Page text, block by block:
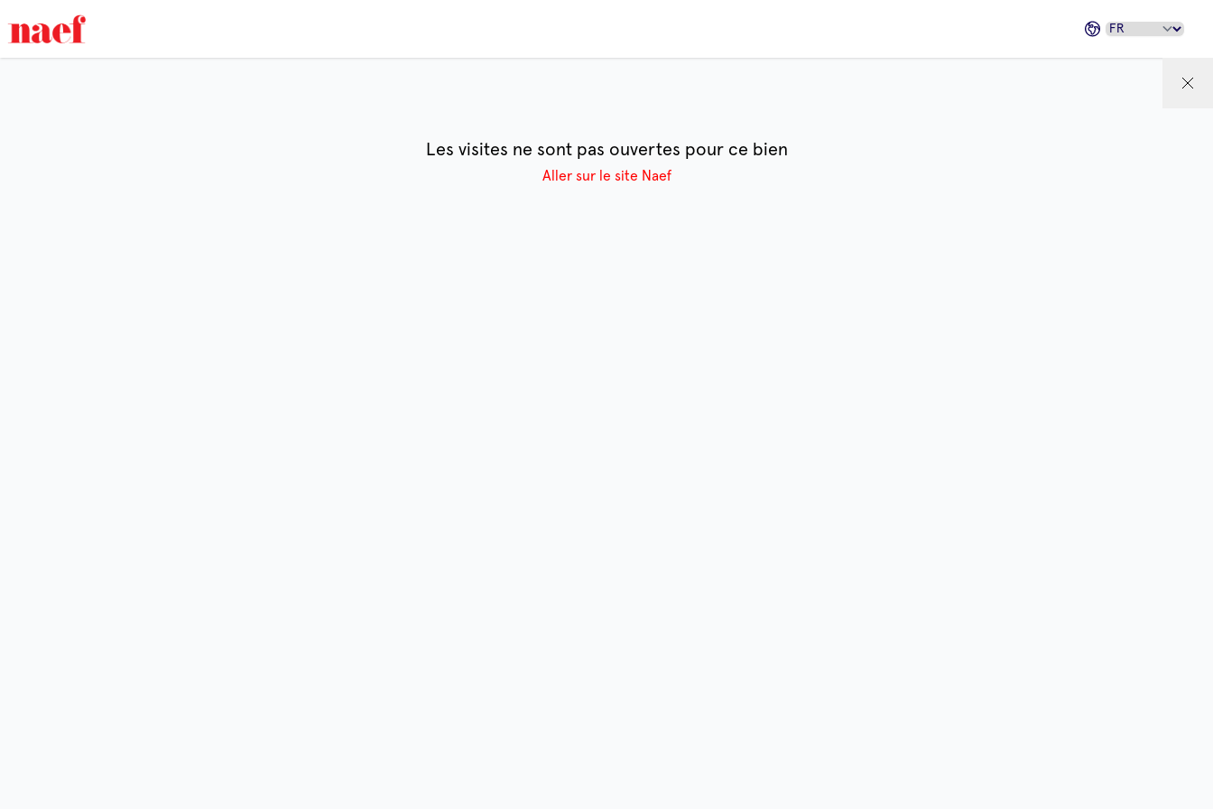
Les visites ne sont pas ouvertes pour ce bien
Aller sur le site Naef